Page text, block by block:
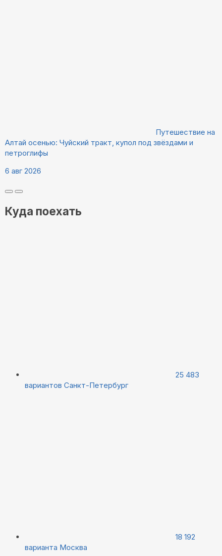
Путешествие на
Алтай осенью: Чуйский тракт, купол под звёздами и
петроглифы
6 авг 2026
Куда поехать
25 483
вариантов Санкт-Петербург
18 192
варианта Москва